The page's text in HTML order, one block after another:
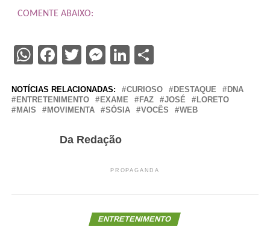
COMENTE ABAIXO:
WhatsApp
Facebook
Twitter
Messenger
LinkedIn
Share
NOTÍCIAS RELACIONADAS: CURIOSO DESTAQUE
DNA
ENTRETENIMENTO
EXAME FAZ JOSÉ
LORETO
MAIS
MOVIMENTA SÓSIA VOCÊS WEB
Da Redação
PROPAGANDA
ENTRETENIMENTO